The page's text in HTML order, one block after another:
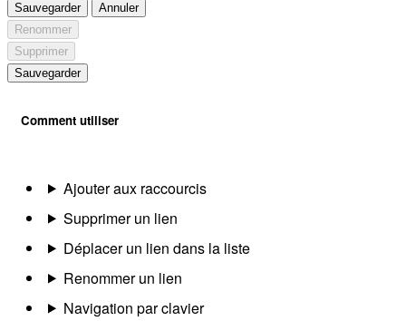
Sauvegarder
Annuler
Renommer
Supprimer
Sauvegarder
Comment utiliser
Ajouter aux raccourcis
Supprimer un lien
Déplacer un lien dans la liste
Renommer un lien
Navigation par clavier